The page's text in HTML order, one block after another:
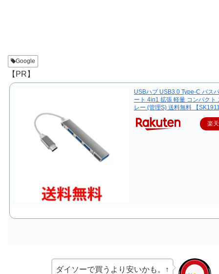
Google
【PR】
USBハブ USB3.0 Type-C バス
ート 4in1 拡張 軽量 コンパクト
レー (管理S) 送料無料 【
楽
ダイソーで買うより安いかも。↑